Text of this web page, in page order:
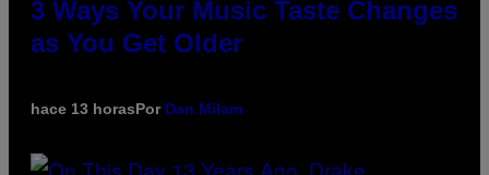
3 Ways Your Music Taste Changes
as You Get Older
hace 13 horasPor Dan Milam